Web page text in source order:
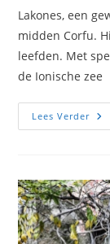
Lakones, een
midden Corfu.
leefden. Met
de Ionische zee
Lees Verder